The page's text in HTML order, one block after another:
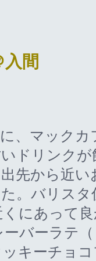
間
、マック
ドリンク
先から近い
。バリス
にあって
バーラテ
キーチョ